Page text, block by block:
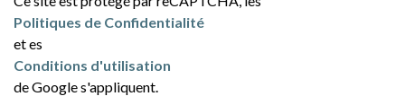
Politiques de Confidentialité
et es
Conditions d'utilisation
de Google s'appliquent.